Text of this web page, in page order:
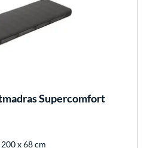
Supercomfort
x 68 cm